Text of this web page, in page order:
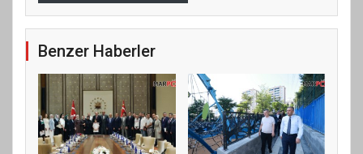
Benzer Haberler